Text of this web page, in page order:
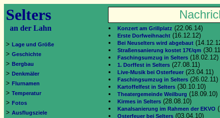
Selters
an der Lahn
> Lage und Größe
> Geschichte
> Bergbau
> Denkmäler
> Flurnamen
> Temperatur
> Fotos
> Ausflugsziele
Konzert am Grillplatz (22.06.14)
Erste Dorfweihnacht (16.12.12)
Bei Neuselters wird abgebaut
Straßensanierung kostet 17€/qm
Faschingsumzug in Selters (18.02.12)
1. Dorffest in Selters (27.08.11)
Live-Musik bei Osterfeuer (23.04.11)
Faschingsumzug in Selters (26.02.11)
Kartoffelfest in Selters (30.10.10)
Theatergemeinde Weilburg (18.09.10)
Kirmes in Selters (28.08.10)
Kanalsanierung im Rahmen der EKVO
Osterfeuer bei Selters (03.04.10)